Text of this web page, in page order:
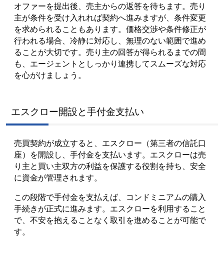
オファーを提出後、売主からの返答を待ちます。売り
主が条件を受け入れれば契約へ進みますが、条件変更
を求められることもあります。価格交渉や条件修正が
行われる場合、冷静に対応し、無理のない範囲で進め
ることが大切です。売り主の回答が得られるまでの間
も、エージェントとしっかり連携してスムーズな対応
を心がけましょう。
エスクロー開設と手付金支払い
売買契約が成立すると、エスクロー（第三者の信託口
座）を開設し、手付金を支払います。エスクローは売
り主と買い主双方の利益を保護する役割を持ち、安全
に資金が管理されます。
この段階で手付金を支払えば、コンドミニアムの購入
手続きが正式に進みます。エスクローを利用すること
で、不安を抱えることなく取引を進めることが可能で
す。